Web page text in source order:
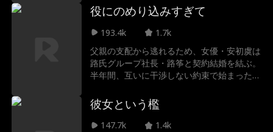
去る。 生まれ変わった李秀蘭はついに目を
覚まし、決して譲れない一線を守りながら反
撃を開始。 財産を取り戻し、真実を公に
そしてすべての財産を慈善団体へ寄付し、
「百善孝をもって先と為す」という真の意味
を、自らの人生で証明するのだった。
役にのめり込みすぎて
193.4k
1.7k
父親の支配から逃れるため、女優・安初虞は
路氏グループ社長・路筝と契約結婚を結ぶ。
半年間、互いに干渉しない約束で始まった結
ンショーの練習台として次々と試練に立ち向
かう中で、次第に彼に本気で惹かれていく。
偽りの関係から心が通じ合い、二人の恋がど
彼女という檻
147.7k
1.4k